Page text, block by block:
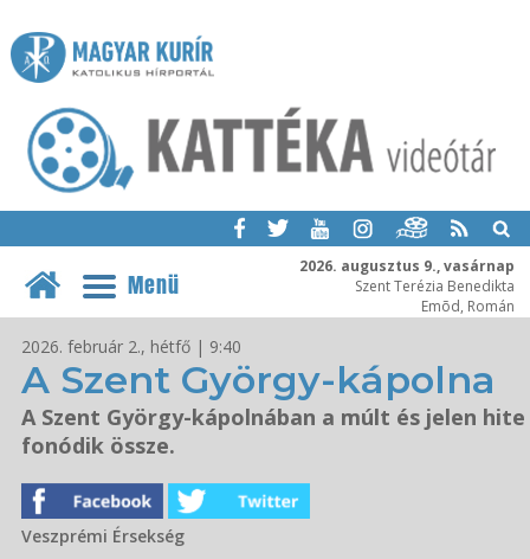
2026. augusztus 9., vasárnap
Szent Terézia Benedikta
Emõd, Román
Menü
2026. február 2., hétfő | 9:40
A Szent György-kápolna
A Szent György-kápolnában a múlt és jelen hite
fonódik össze.
Veszprémi Érsekség